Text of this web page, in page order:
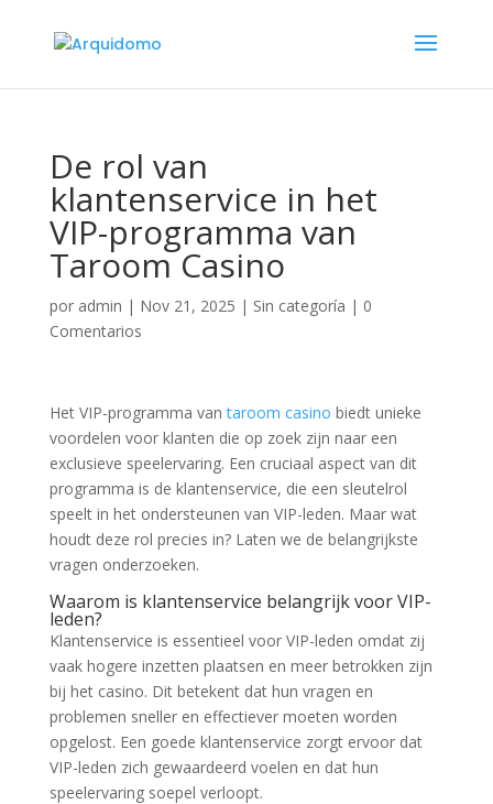
De rol van
klantenservice in het
VIP-programma van
Taroom Casino
por admin | Nov 21, 2025 | Sin categoría | 0
Comentarios
Het VIP-programma vantaroom casino biedt unieke
voordelen voor klanten die op zoek zijn naar een
exclusieve speelervaring. Een cruciaal aspect van dit
programma is de klantenservice, die een sleutelrol
speelt in het ondersteunen van VIP-leden. Maar wat
houdt deze rol precies in? Laten we de belangrijkste
vragen onderzoeken.
Waarom is klantenservice belangrijk voor VIP-
leden?
Klantenservice is essentieel voor VIP-leden omdat zij
vaak hogere inzetten plaatsen en meer betrokken zijn
bij het casino. Dit betekent dat hun vragen en
problemen sneller en effectiever moeten worden
opgelost. Een goede klantenservice zorgt ervoor dat
VIP-leden zich gewaardeerd voelen en dat hun
speelervaring soepel verloopt.